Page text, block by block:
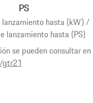
hasta (kW) /
lanzamiento hasta (PS)
se pueden consultar en
gtr21
PS